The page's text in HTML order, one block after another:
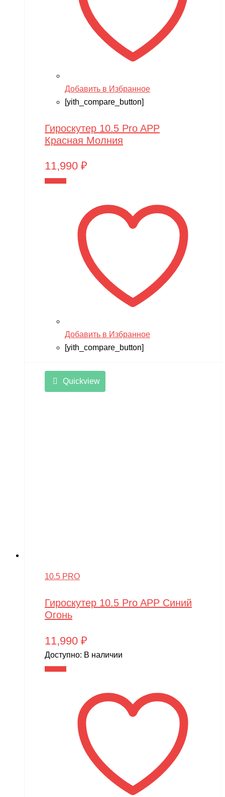
Добавить в Избранное
[yith_compare_button]
Гироскутер 10.5 Pro APP
Красная Молния
11,990 ₽
Добавить в Избранное
[yith_compare_button]
Quickview
10.5 PRO
Гироскутер 10.5 Pro APP Синий
Огонь
11,990 ₽
Доступно: В наличии